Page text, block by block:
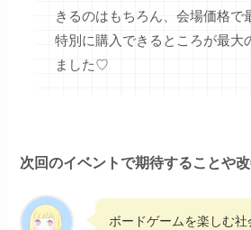
きるのはもちろん、会場価格で
特別に購入できるところが最大
ました♡
次回のイベントで期待することや
ボードゲームを楽しむ